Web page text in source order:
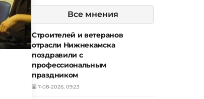
Все мнения
Строителей и ветеранов
отрасли Нижнекамска
поздравили с
профессиональным
праздником
7-08-2026, 09:23